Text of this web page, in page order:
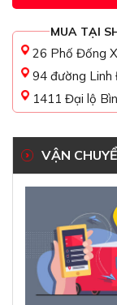
MUA TẠI
26 Phố Đống
94 đường Linh
1411 Đại lộ
VẬN